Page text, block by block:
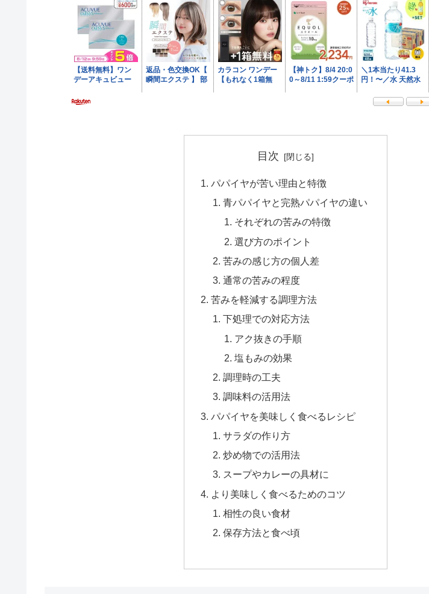
目次
パパイヤが苦い理由と特徴
青パパイヤと完熟パパイヤの違い
それぞれの苦みの特徴
選び方のポイント
苦みの感じ方の個人差
通常の苦みの程度
苦みを軽減する調理方法
下処理での対応方法
アク抜きの手順
塩もみの効果
調理時の工夫
調味料の活用法
パパイヤを美味しく食べるレシピ
サラダの作り方
炒め物での活用法
スープやカレーの具材に
より美味しく食べるためのコツ
相性の良い食材
保存方法と食べ頃